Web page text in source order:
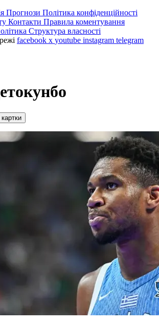
Прогнози Політика конфіденційності
Контакти Правила коментування
Структура власності
facebook x youtube instagram telegram
картки